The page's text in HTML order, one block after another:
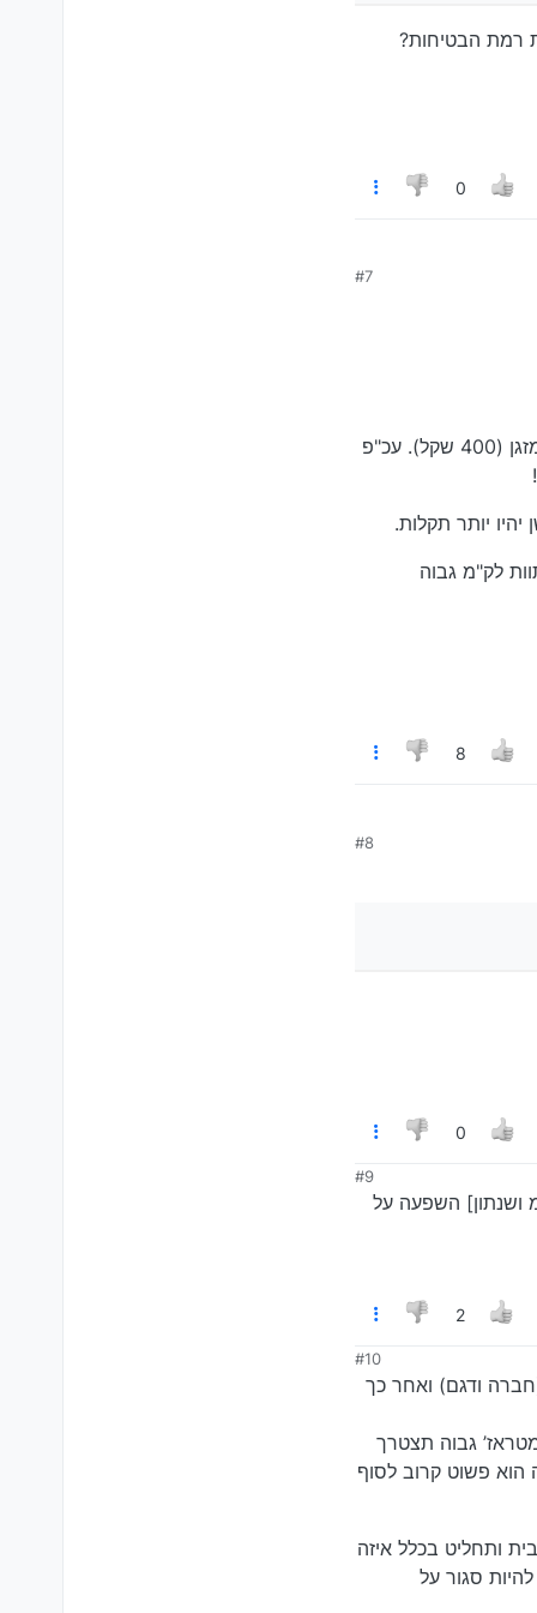
רמת הבטיחות?
0
#7
ראשית, החזקתי טויוטה 2017 עם ק"מ גבוה מאד (עד 329000) ובמשך שנתיים/80 אק"מ הייתה רק תקלה במזגן (400 שקל). עכ"פ
יותר תקלות.
לק"מ גבוה
8
#8
0
#9
ושנתון] השפעה על
2
#10
ודגם) ואחר כך
גבוה תצטרך
הוא פשוט קרוב לסוף
ותחליט בכלל איזה
סגור על